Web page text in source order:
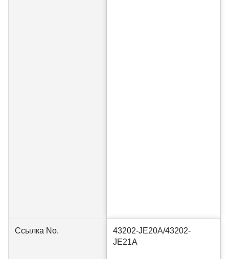
Ссылка No.
43202-JE20A/43202-
JE21A